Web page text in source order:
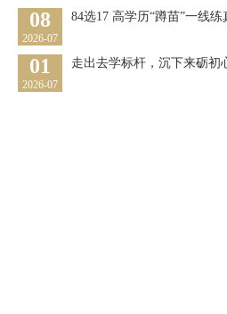
08
2026-07
84选17 高学历“蹲苗”一线练
01
2026-07
走出去学标杆，沉下来砺